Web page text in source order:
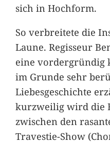
sich in Hochform.
So verbreitete die
Laune. Regisseur
eine vordergründig
im Grunde sehr
Liebesgeschichte
kurzweilig wird die
zwischen den
Travestie-Show